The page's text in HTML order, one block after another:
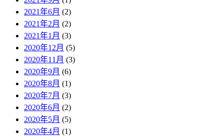
2021年6月 (2)
2021年2月 (2)
2021年1月 (3)
2020年12月 (5)
2020年11月 (3)
2020年9月 (6)
2020年8月 (1)
2020年7月 (3)
2020年6月 (2)
2020年5月 (5)
2020年4月 (1)